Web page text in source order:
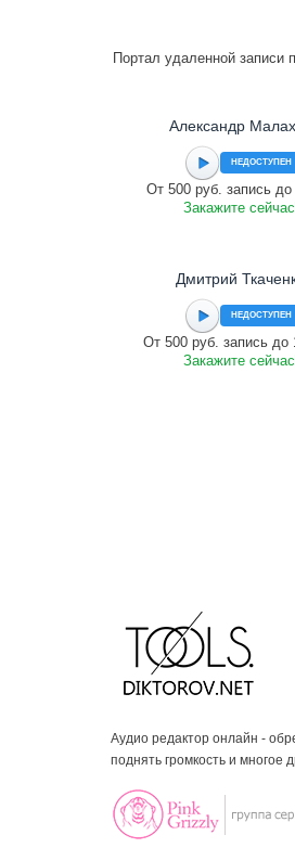
Портал удаленной записи
Александр
НЕДОСТУПЕН
От 500 руб. запись до
Закажите
Дмитрий
НЕДОСТУПЕН
От 500 руб. запись до
Закажите
Аудио редактор онлайн -
поднять громкость и многое